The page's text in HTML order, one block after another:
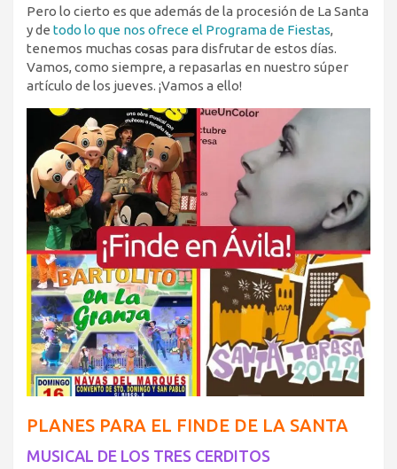
Pero lo cierto es que además de la procesión de La Santa
y de todo lo que nos ofrece el Programa de Fiestas,
tenemos muchas cosas para disfrutar de estos días.
Vamos, como siempre, a repasarlas en nuestro súper
artículo de los jueves. ¡Vamos a ello!
PLANES PARA EL FINDE DE LA SANTA
MUSICAL DE LOS TRES CERDITOS